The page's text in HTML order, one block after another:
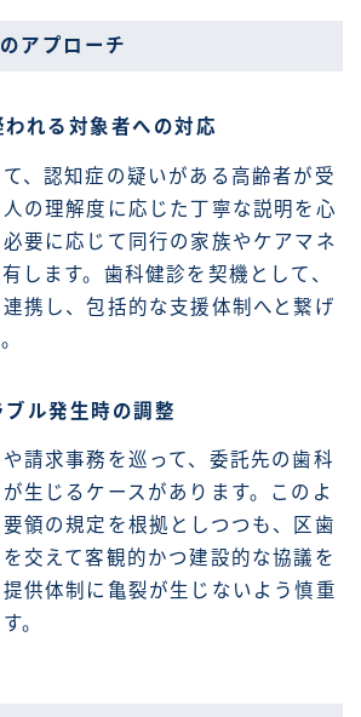
アプローチ
れる対象者への対応
、認知症の疑いがある高齢者が受
の理解度に応じた丁寧な説明を心
要に応じて同行の家族やケアマネ
します。歯科健診を契機として、
携し、包括的な支援体制へと繋げ
ル発生時の調整
請求事務を巡って、委託先の歯科
生じるケースがあります。このよ
領の規定を根拠としつつも、区歯
交えて客観的かつ建設的な協議を
供体制に亀裂が生じないよう慎重
。